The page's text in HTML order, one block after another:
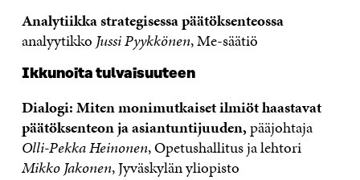
Analytiikka strategisessa päätöksenteossa
analyytikko Jussi Pyykkönen, Me-säätiö
Ikkunoita tulvaisuuteen
Dialogi: Miten monimutkaiset ilmiöt haastavat
päätöksenteon ja asiantuntijuuden,pääjohtaja
Olli-Pekka Heinonen, Opetushallitus ja lehtori
Mikko Jakonen, Jyväskylän yliopisto